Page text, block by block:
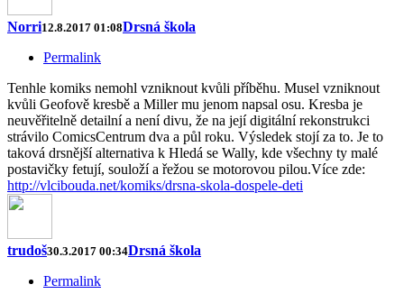
Norri12.8.2017 01:08Drsná škola
Permalink
Tenhle komiks nemohl vzniknout kvůli příběhu. Musel vzniknout
kvůli Geofově kresbě a Miller mu jenom napsal osu. Kresba je
neuvěřitelně detailní a není divu, že na její digitální rekonstrukci
strávilo ComicsCentrum dva a půl roku. Výsledek stojí za to. Je to
taková drsnější alternativa k Hledá se Wally, kde všechny ty malé
postavičky fetují, souloží a řežou se motorovou pilou.Více zde:
http://vlcibouda.net/komiks/drsna-skola-dospele-deti
trudoš30.3.2017 00:34Drsná škola
Permalink